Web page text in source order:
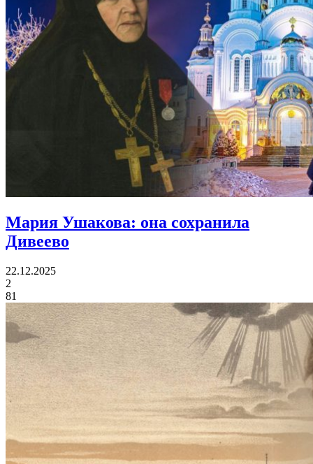
Мария Ушакова: она сохранила
Дивеево
22.12.2025
2
81